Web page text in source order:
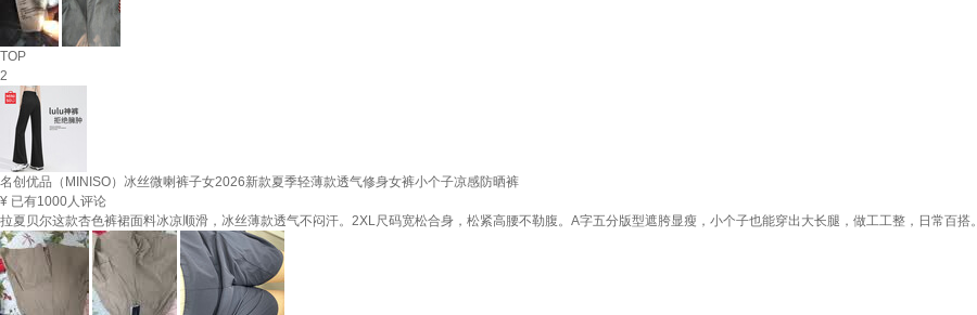
TOP
2
名创优品（MINISO）冰丝微喇裤子女2026新款夏季轻薄款透气修身女裤小个子凉感防晒裤
¥ 已有1000人评论
拉夏贝尔这款杏色裤裙面料冰凉顺滑，冰丝薄款透气不闷汗。2XL尺码宽松合身，松紧高腰不勒腹。A字五分版型遮胯显瘦，小个子也能穿出大长腿，做工工整，日常百搭。